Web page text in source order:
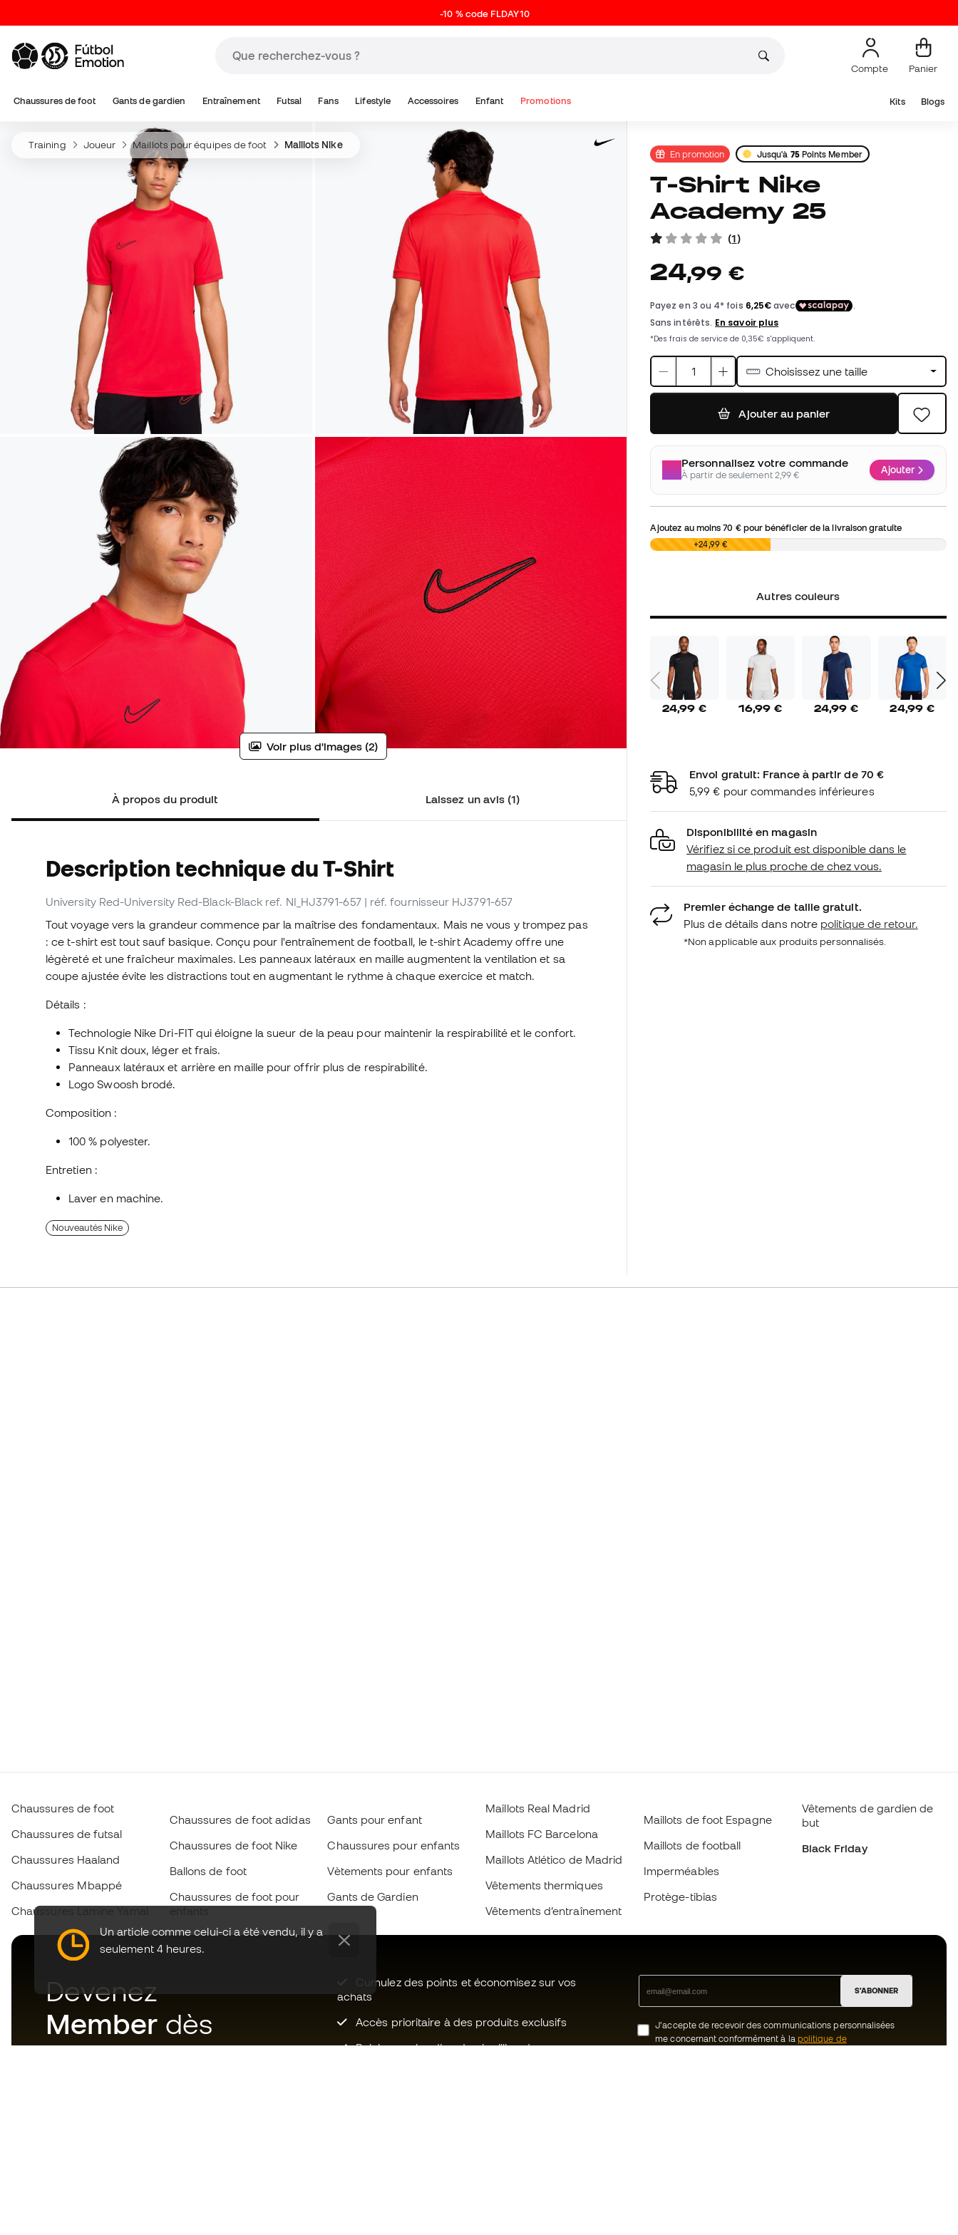
-10 % code FLDAY10
Compte Panier
Chaussures de foot Gants de gardien Entraînement Futsal Fans Lifestyle Accessoires Enfant Promotions Kits Blogs
Training Joueur Maillots pour équipes de foot Maillots Nike
Voir plus d'images (2)
À propos du produit Laissez un avis (1)
Description technique du T-Shirt
University Red-University Red-Black-Black ref. NI_HJ3791-657 | réf. fournisseur HJ3791-657
Tout voyage vers la grandeur commence par la maîtrise des fondamentaux. Mais ne vous y trompez pas
: ce t-shirt est tout sauf basique. Conçu pour l'entraînement de football, le t-shirt Academy offre une
légèreté et une fraîcheur maximales. Les panneaux latéraux en maille augmentent la ventilation et sa
coupe ajustée évite les distractions tout en augmentant le rythme à chaque exercice et match.
Détails :
Technologie Nike Dri-FIT qui éloigne la sueur de la peau pour maintenir la respirabilité et le confort.
Tissu Knit doux, léger et frais.
Panneaux latéraux et arrière en maille pour offrir plus de respirabilité.
Logo Swoosh brodé.
Composition :
100 % polyester.
Entretien :
Laver en machine.
Nouveautés Nike
En promotion Jusqu'à 75Points Member
T-Shirt Nike
Academy 25
(1)
24,99 €
Choisissez une taille
Ajouter au panier
Personnalisez votre commande
À partir de seulement 2,99 € Ajouter
Ajoutez au moins70 €pour bénéficier de la livraison gratuite
0,00 € +24,99 €
Autres couleurs
24,99 € 16,99 € 24,99 € 24,99 €
Envoi gratuit: France à partir de 70 €
5,99 € pour commandes inférieures
Disponibilité en magasin
Vérifiez si ce produit est disponible dans le
magasin le plus proche de chez vous.
Premier échange de taille gratuit.
Plus de détails dans notre politique de retour.
*Non applicable aux produits personnalisés.
Un article comme celui-ci a été vendu, il y a
seulement 4 heures.
Chaussures de foot
Chaussures de futsal
Chaussures Haaland
Chaussures Mbappé
Chaussures Lamine Yamal
Chaussures de foot adidas
Chaussures de foot Nike
Ballons de foot
Chaussures de foot pour
Gants pour enfant
Chaussures pour enfants
Vètements pour enfants
Gants de Gardien
Maillots Real Madrid
Maillots FC Barcelona
Maillots Atlético de Madrid
Vêtements thermiques
Vêtements d’entraînement
Maillots de foot Espagne
Maillots de football
Imperméables
Protège-tibias
Vêtements de gardien de
but
Black Friday
Devenez
Member dès
maintenant
Cumulez des points et économisez sur vos
achats
Accès prioritaire à des produits exclusifs
Rejoignez plus d’un demi-million de
S'ABONNER
J’accepte de recevoir des communications personnalisées
me concernant conformément à la politique de